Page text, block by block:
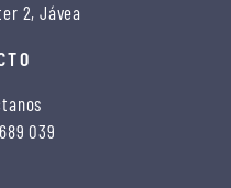
2, Jávea
039